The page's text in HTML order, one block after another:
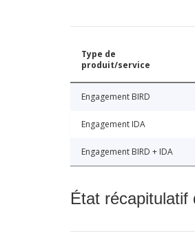
Type de
produit/service
Engagement BIRD
Engagement IDA
Engagement BIRD + IDA
État récapitulatif